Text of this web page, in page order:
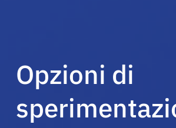
Medici
Soluzioni
Opzioni di